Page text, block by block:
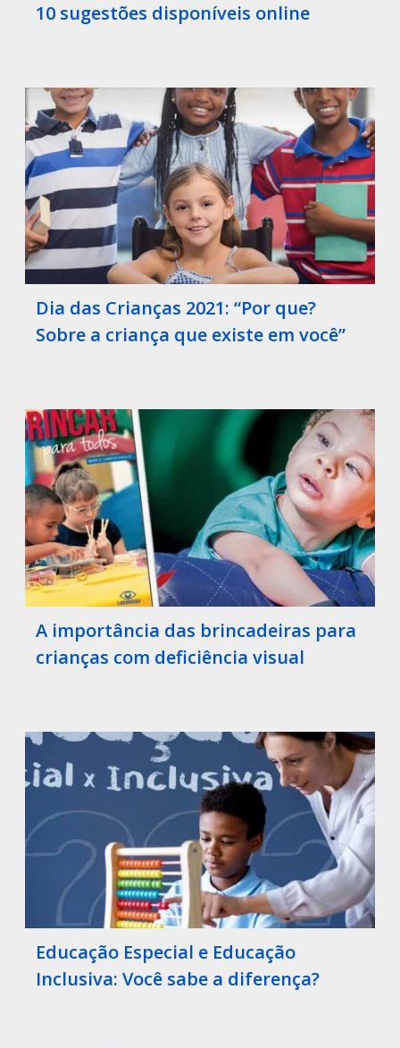
10 sugestões disponíveis online
Dia das Crianças 2021: “Por que?
Sobre a criança que existe em você”
A importância das brincadeiras para
crianças com deficiência visual
Educação Especial e Educação
Inclusiva: Você sabe a diferença?